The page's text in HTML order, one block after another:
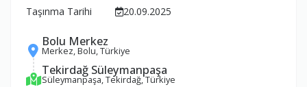
Taşınma Tarihi
20.09.2025
Bolu Merkez
Merkez, Bolu, Türkiye
Tekirdağ Süleymanpaşa
Süleymanpaşa, Tekirdağ, Türkiye